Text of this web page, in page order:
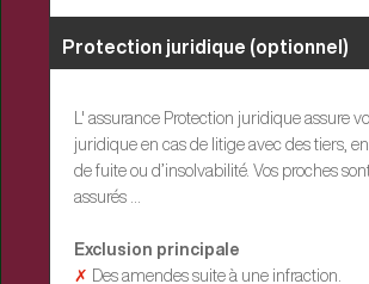
Protection juridique (optionnel)
L' assurance Protection juridique assure
juridique en cas de litige avec des tiers,
de fuite ou d’insolvabilité. Vos proches
assurés ...
Exclusion principale
✗
Des amendes suite à une infraction.